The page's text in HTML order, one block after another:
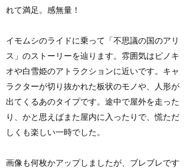
れて満足。感無量！
イモムシのライドに乗って「不思議の国のアリ
ス」のストーリーを辿ります。雰囲気はピノキ
オや白雪姫のアトラクションに近いです。キャ
ラクターが切り抜かれた板状のモノや、人形が
出てくるあのタイプです。途中で屋外を走った
り、かと思えばまた屋内に入ったりで、慌ただ
しくも楽しい一時でした。
画像も何枚かアップしましたが、ブレブレです